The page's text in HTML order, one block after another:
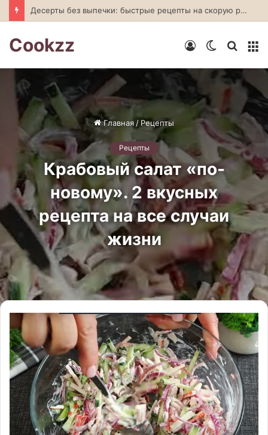
Десерты без выпечки: быстрые рецепты на скорую руку
Cookzz
Switch
Войти
Главная / Рецепты
Рецепты
Крабовый салат «по-
новому». 2 вкусных
рецепта на все случаи
жизни